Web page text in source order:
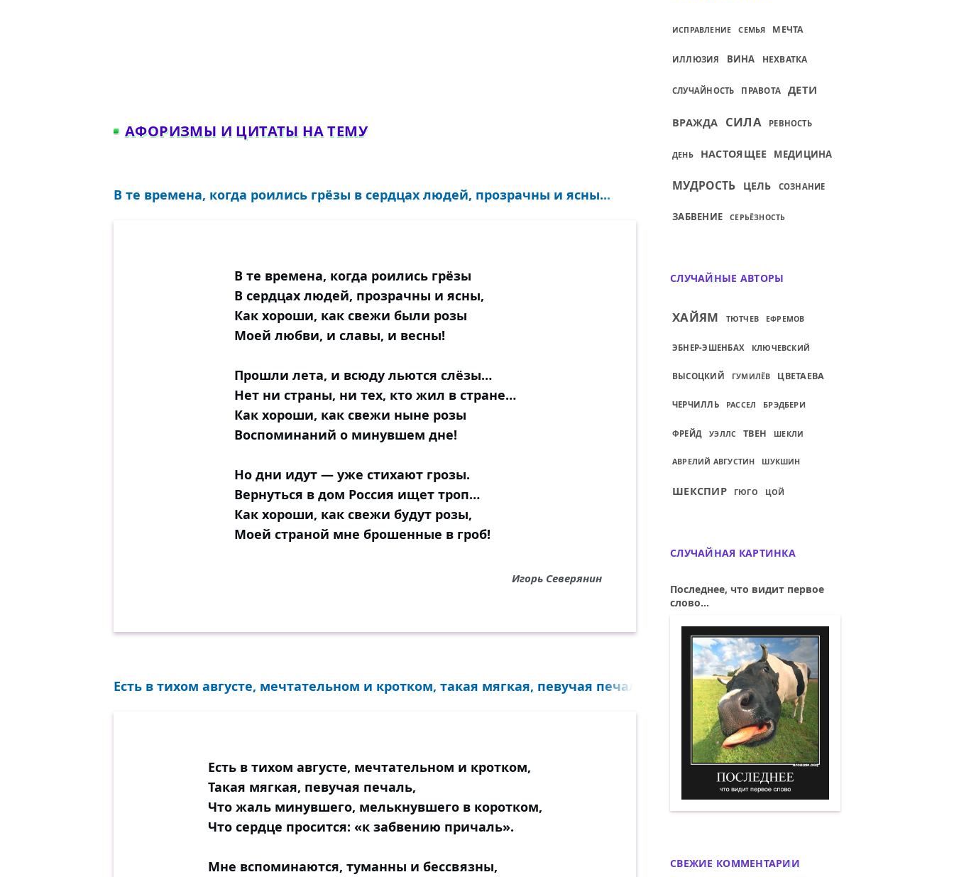
АФОРИЗМЫ И ЦИТАТЫ НА ТЕМУ
В те времена, когда роились грёзы в сердцах людей, прозрачны и ясны...
В те времена, когда роились грёзы
В сердцах людей, прозрачны и ясны,
Как хороши, как свежи были розы
Моей любви, и славы, и весны!
Прошли лета, и всюду льются слёзы…
Нет ни страны, ни тех, кто жил в стране…
Как хороши, как свежи ныне розы
Воспоминаний о минувшем дне!
Но дни идут — уже стихают грозы.
Вернуться в дом Россия ищет троп…
Как хороши, как свежи будут розы,
Моей страной мне брошенные в гроб!
Игорь Северянин
Есть в тихом августе, мечтательном и кротком, такая мягкая, певучая печаль...
Есть в тихом августе, мечтательном и кротком,
Такая мягкая, певучая печаль,
Что жаль минувшего, мелькнувшего в коротком,
Что сердце просится: «к забвению причаль».
Мне вспоминаются, туманны и бессвязны,
ИСПРАВЛЕНИЕ СЕМЬЯ МЕЧТА
ИЛЛЮЗИЯ ВИНА НЕХВАТКА
СЛУЧАЙНОСТЬ ПРАВОТА ДЕТИ
ВРАЖДА СИЛА РЕВНОСТЬ
ДЕНЬ НАСТОЯЩЕЕ МЕДИЦИНА
МУДРОСТЬ ЦЕЛЬ СОЗНАНИЕ
ЗАБВЕНИЕ СЕРЬЁЗНОСТЬ
СЛУЧАЙНЫЕ АВТОРЫ
ХАЙЯМ ТЮТЧЕВ ЕФРЕМОВ
ЭБНЕР-ЭШЕНБАХ КЛЮЧЕВСКИЙ
ВЫСОЦКИЙ ГУМИЛЁВ ЦВЕТАЕВА
ЧЕРЧИЛЛЬ РАССЕЛ БРЭДБЕРИ
ФРЕЙД УЭЛЛС ТВЕН ШЕКЛИ
АВРЕЛИЙ АВГУСТИН ШУКШИН
ШЕКСПИР ГЮГО ЦОЙ
СЛУЧАЙНАЯ КАРТИНКА
Последнее, что видит первое
слово...
Последнее, что видит первое слово.
СВЕЖИЕ КОММЕНТАРИИ